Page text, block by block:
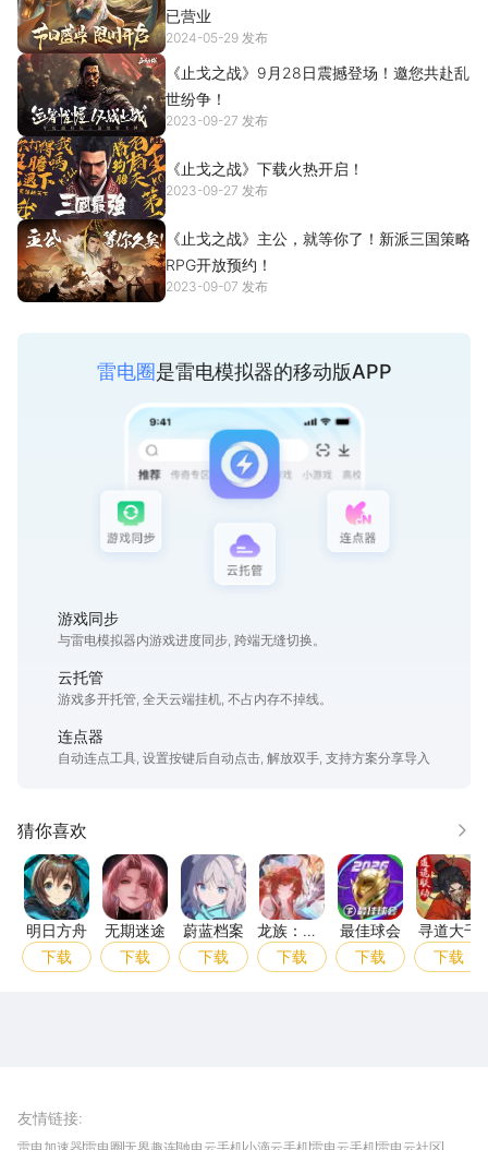
已营业
2024-05-29 发布
《止戈之战》9月28日震撼登场！邀您共赴乱
世纷争！
2023-09-27 发布
《止戈之战》下载火热开启！
2023-09-27 发布
《止戈之战》主公，就等你了！新派三国策略
RPG开放预约！
2023-09-07 发布
雷电圈是雷电模拟器的移动版APP
游戏同步
与雷电模拟器内游戏进度同步, 跨端无缝切换。
云托管
游戏多开托管, 全天云端挂机, 不占内存不掉线。
连点器
自动连点工具, 设置按键后自动点击, 解放双手, 支持方案分享导入
猜你喜欢
更多
明日方舟
明日方舟
下载
无期迷途
无期迷途
下载
蔚蓝档案
蔚蓝档案
下载
龙族：卡塞尔之门
龙族：卡
塞尔之门
下载
最佳球会
最佳球会
下载
寻道
寻道大千
下载
友情链接: